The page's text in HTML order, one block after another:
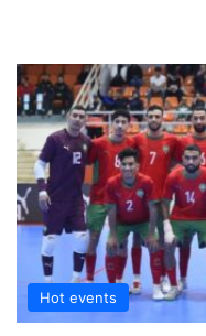
Hot events